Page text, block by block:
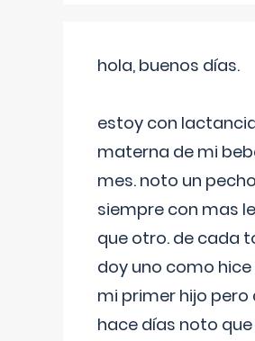
hola, buenos días.
estoy con
materna de mi
mes. noto un pecho
siempre con mas
que otro. de cada
doy uno como hice
mi primer hijo pero
hace días noto